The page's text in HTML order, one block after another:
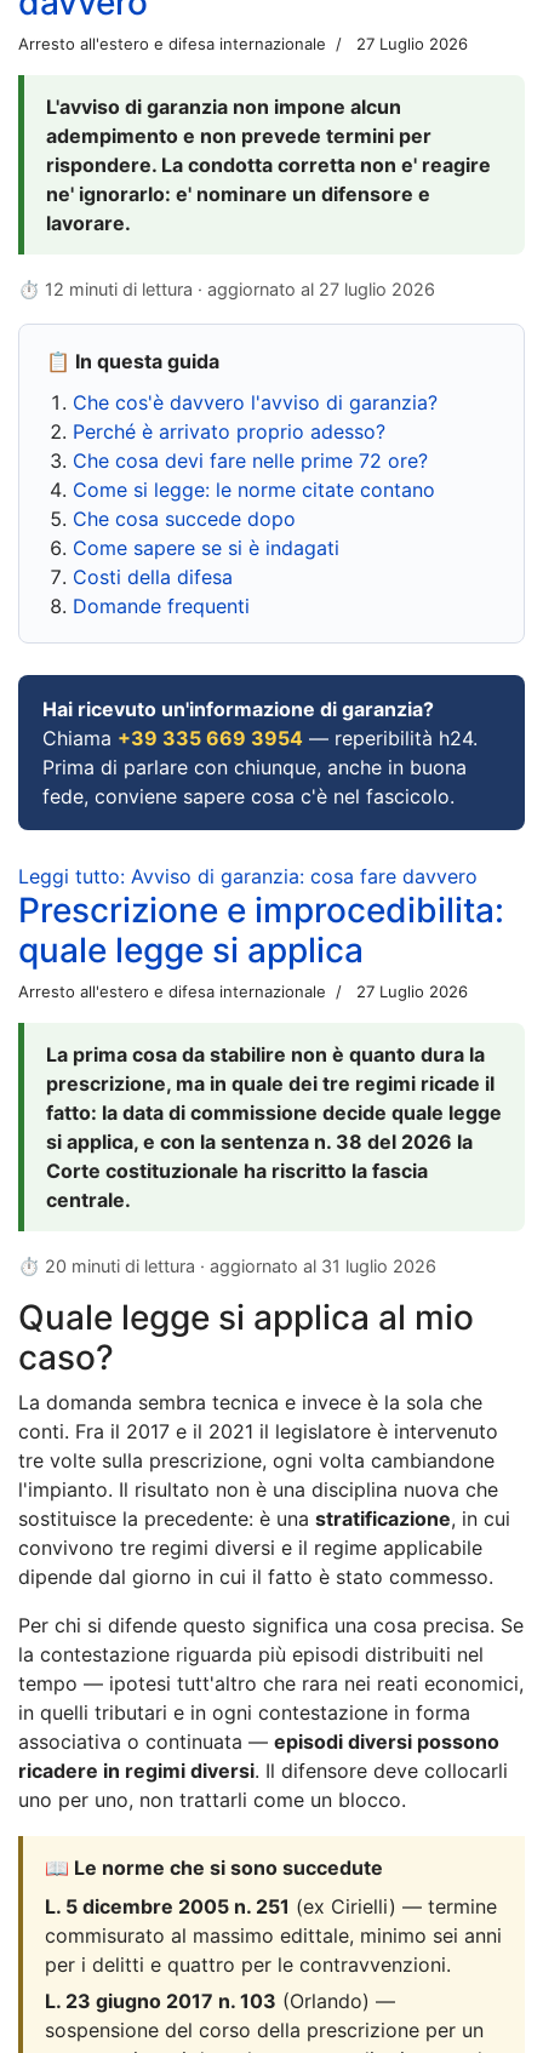
Arresto all'estero e difesa internazionale 27 Luglio 2026
L'avviso di garanzia non impone alcun
adempimento e non prevede termini per
rispondere. La condotta corretta non e' reagire
ne' ignorarlo: e' nominare un difensore e
lavorare.
⏱ 12 minuti di lettura · aggiornato al 27 luglio 2026
📋 In questa guida
Che cos'è davvero l'avviso di garanzia?
Perché è arrivato proprio adesso?
Che cosa devi fare nelle prime 72 ore?
Come si legge: le norme citate contano
Che cosa succede dopo
Come sapere se si è indagati
Costi della difesa
Domande frequenti
Hai ricevuto un'informazione di garanzia?
Chiama +39 335 669 3954 — reperibilità h24.
Prima di parlare con chiunque, anche in buona
fede, conviene sapere cosa c'è nel fascicolo.
Leggi tutto: Avviso di garanzia: cosa fare davvero
Prescrizione e improcedibilita:
quale legge si applica
Arresto all'estero e difesa internazionale 27 Luglio 2026
La prima cosa da stabilire non è quanto dura la
prescrizione, ma in quale dei tre regimi ricade il
fatto: la data di commissione decide quale legge
si applica, e con la sentenza n. 38 del 2026 la
Corte costituzionale ha riscritto la fascia
centrale.
⏱ 20 minuti di lettura · aggiornato al 31 luglio 2026
Quale legge si applica al mio
caso?
La domanda sembra tecnica e invece è la sola che
conti. Fra il 2017 e il 2021 il legislatore è intervenuto
tre volte sulla prescrizione, ogni volta cambiandone
l'impianto. Il risultato non è una disciplina nuova che
sostituisce la precedente: è una stratificazione, in cui
convivono tre regimi diversi e il regime applicabile
dipende dal giorno in cui il fatto è stato commesso.
Per chi si difende questo significa una cosa precisa. Se
la contestazione riguarda più episodi distribuiti nel
tempo — ipotesi tutt'altro che rara nei reati economici,
in quelli tributari e in ogni contestazione in forma
associativa o continuata — episodi diversi possono
ricadere in regimi diversi. Il difensore deve collocarli
uno per uno, non trattarli come un blocco.
📖 Le norme che si sono succedute
L. 5 dicembre 2005 n. 251 (ex Cirielli) — termine
commisurato al massimo edittale, minimo sei anni
per i delitti e quattro per le contravvenzioni.
L. 23 giugno 2017 n. 103 (Orlando) —
sospensione del corso della prescrizione per un